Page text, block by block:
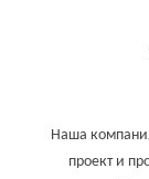
Наша
проект и